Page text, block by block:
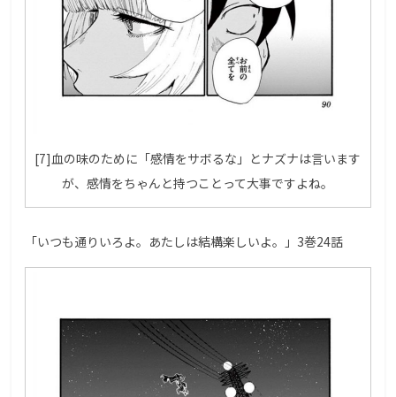
[7]血の味のために「感情をサボるな」とナズナは言います
が、感情をちゃんと持つことって大事ですよね。
「いつも通りいろよ。あたしは結構楽しいよ。」3巻24話